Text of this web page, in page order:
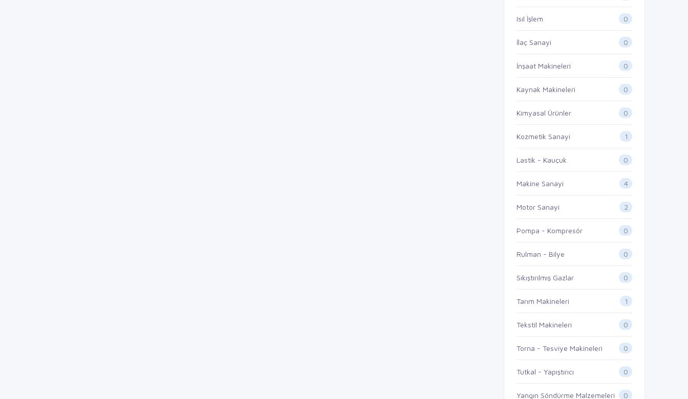
Isıl İşlem 0
İlaç Sanayi 0
İnşaat Makineleri 0
Kaynak Makineleri 0
Kimyasal Ürünler 0
Kozmetik Sanayi 1
Lastik - Kauçuk 0
Makine Sanayi 4
Motor Sanayi 2
Pompa - Kompresör 0
Rulman - Bilye 0
Sıkıştırılmış Gazlar 0
Tarım Makineleri 1
Tekstil Makineleri 0
Torna - Tesviye Makineleri 0
Tutkal - Yapıştırıcı 0
Yangın Söndürme Malzemeleri 0